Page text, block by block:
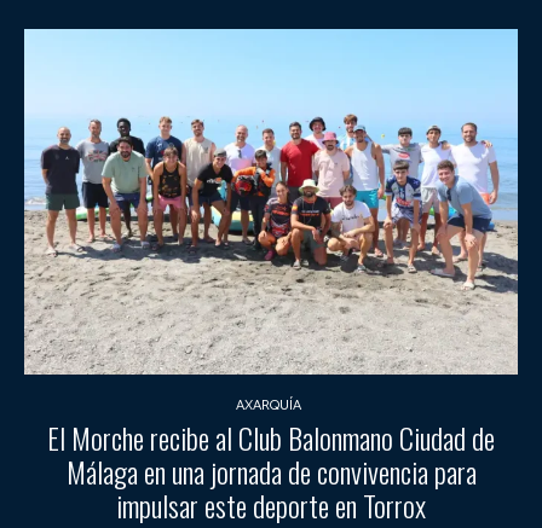
AXARQUÍA
El Morche recibe al Club Balonmano Ciudad de
Málaga en una jornada de convivencia para
impulsar este deporte en Torrox